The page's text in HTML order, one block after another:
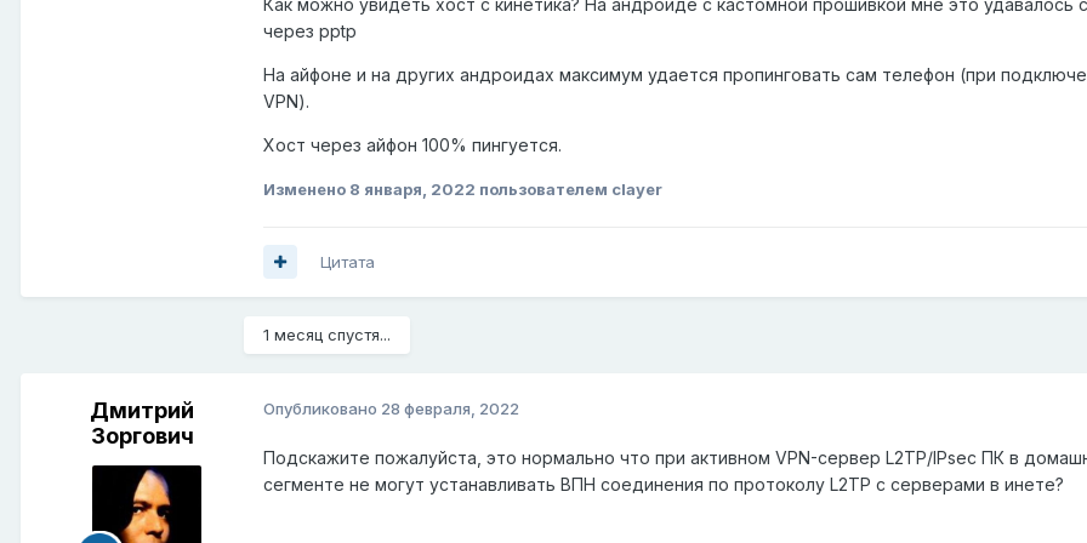
Как можно увидеть хост с кинетика? На андроиде с кастомной прошивкой мне это удавалось
через pptp
На айфоне и на других андроидах максимум удается пропинговать сам телефон (при
VPN).
Хост через айфон 100% пингуется.
Изменено 8 января, 2022 пользователем clayer
Цитата
1 месяц спустя...
Дмитрий
Зоргович
Опубликовано 28 февраля, 2022
Подскажите пожалуйста, это нормально что при активном VPN-сервер L2TP/IPsec ПК в
сегменте не могут устанавливать ВПН соединения по протоколу L2TP с серверами в инете?